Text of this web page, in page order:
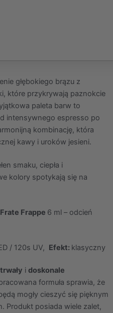
głębokiego brązu z
które przykrywają paznokcie
paleta barw to
intensywnego espresso po
kombinację, która
kawy i uroków jesieni.
smaku, ciepła i
kolory spotykają się na
Frappe 6 ml – odcień
/ 120s UV, Efekt: klasyczny
trwały i doskonale
formuła sprawia, że
mogły cieszyć się pięknym
Produkt posiada wiele zalet,